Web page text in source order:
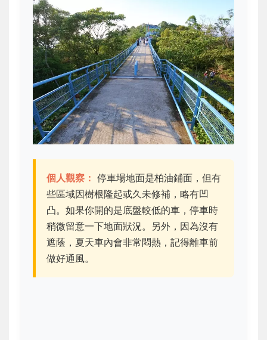
個人觀察： 停車場地面是柏油鋪面，但有
些區域因樹根隆起或久未修補，略有凹
凸。如果你開的是底盤較低的車，停車時
稍微留意一下地面狀況。另外，因為沒有
遮蔭，夏天車內會非常悶熱，記得離車前
做好通風。